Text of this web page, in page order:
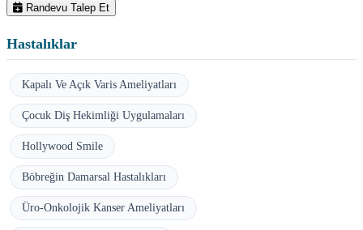
Randevu Talep Et
Hastalıklar
Kapalı Ve Açık Varis Ameliyatları
Çocuk Diş Hekimliği Uygulamaları
Hollywood Smile
Böbreğin Damarsal Hastalıkları
Üro-Onkolojik Kanser Ameliyatları